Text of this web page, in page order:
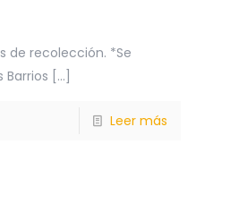
de recolección. *Se
[…]
Leer más